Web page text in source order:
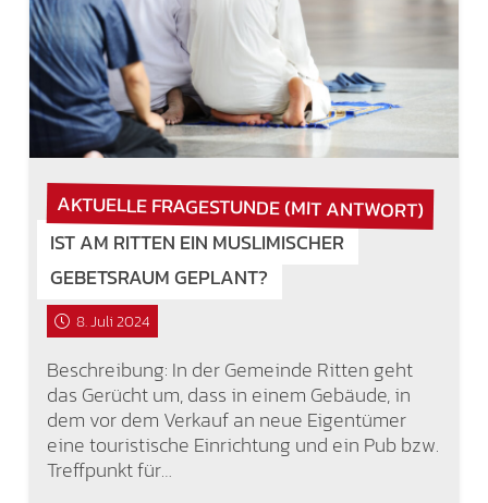
AKTUELLE FRAGESTUNDE (MIT ANTWORT)
IST AM RITTEN EIN MUSLIMISCHER
GEBETSRAUM GEPLANT?
8. Juli 2024
Beschreibung: In der Gemeinde Ritten geht
das Gerücht um, dass in einem Gebäude, in
dem vor dem Verkauf an neue Eigentümer
eine touristische Einrichtung und ein Pub bzw.
Treffpunkt für…